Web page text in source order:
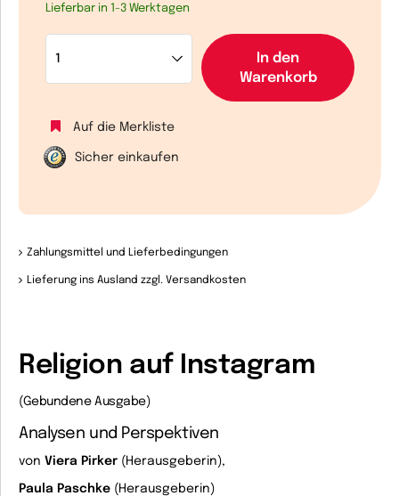
Lieferbar in 1-3 Werktagen
In den
Warenkorb
Auf die Merkliste
Sicher einkaufen
Zahlungsmittel und Lieferbedingungen
Lieferung ins Ausland zzgl. Versandkosten
Religion auf Instagram
(Gebundene Ausgabe)
Analysen und Perspektiven
von Viera Pirker (Herausgeberin),
Paula Paschke (Herausgeberin)